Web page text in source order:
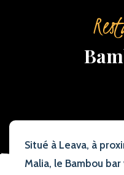
Situé à Leava, à
Malia, le Bambou